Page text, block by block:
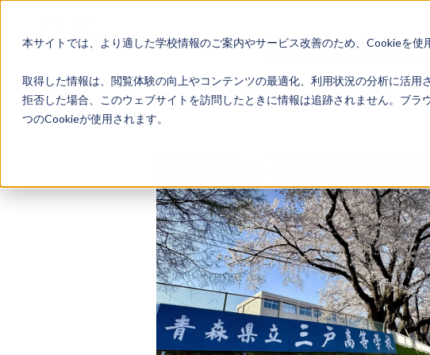
本サイトでは、より適した学校情報のご案内やサービス改善のため、Cookieを使
取得した情報は、閲覧体験の向上やコンテンツの最適化、利用状況の分析に活用
拒否した場合、このウェブサイトを訪問したときに情報は追跡されません。ブ
つのCookieが使用されます。